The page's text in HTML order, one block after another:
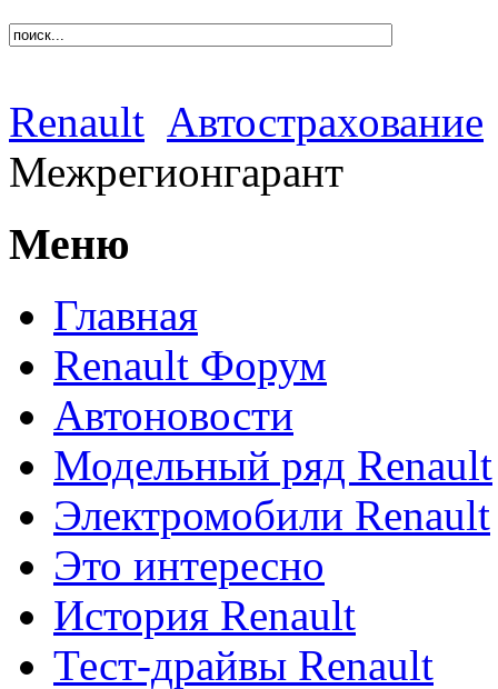
Renault Автострахование
Межрегионгарант
Меню
Главная
Renault Форум
Автоновости
Модельный ряд Renault
Электромобили Renault
Это интересно
История Renault
Тест-драйвы Renault